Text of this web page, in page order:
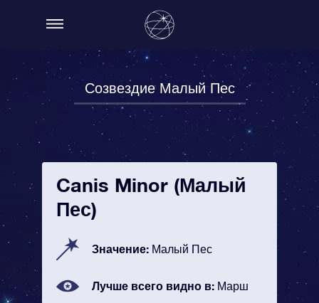
Созвездие Малый Пес
Canis Minor (Малый
Пес)
Значение: Малый Пес
Лучше всего видно в: Марш